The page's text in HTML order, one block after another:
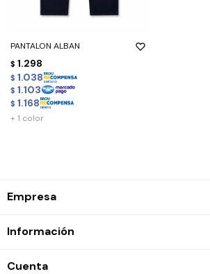
PANTALON ALBAN
$ 1.298
$ 1.038
$ 1.103
$ 1.168
+ 1 color
Empresa
Información
Cuenta